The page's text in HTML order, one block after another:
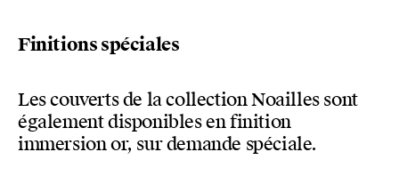
Finitions spéciales
Les couverts de la collection Noailles sont
également disponibles en finition
immersion or, sur demande spéciale.